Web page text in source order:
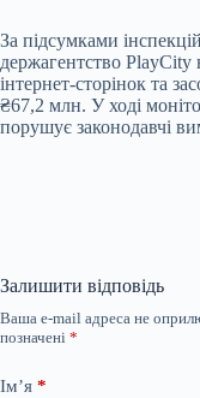
За підсумками
держагентство PlayCity
інтернет-сторінок та
₴67,2 млн. У ході
порушує законодавчі
Залишити відповідь
Ваша e-mail адреса не
позначені *
Ім’я *